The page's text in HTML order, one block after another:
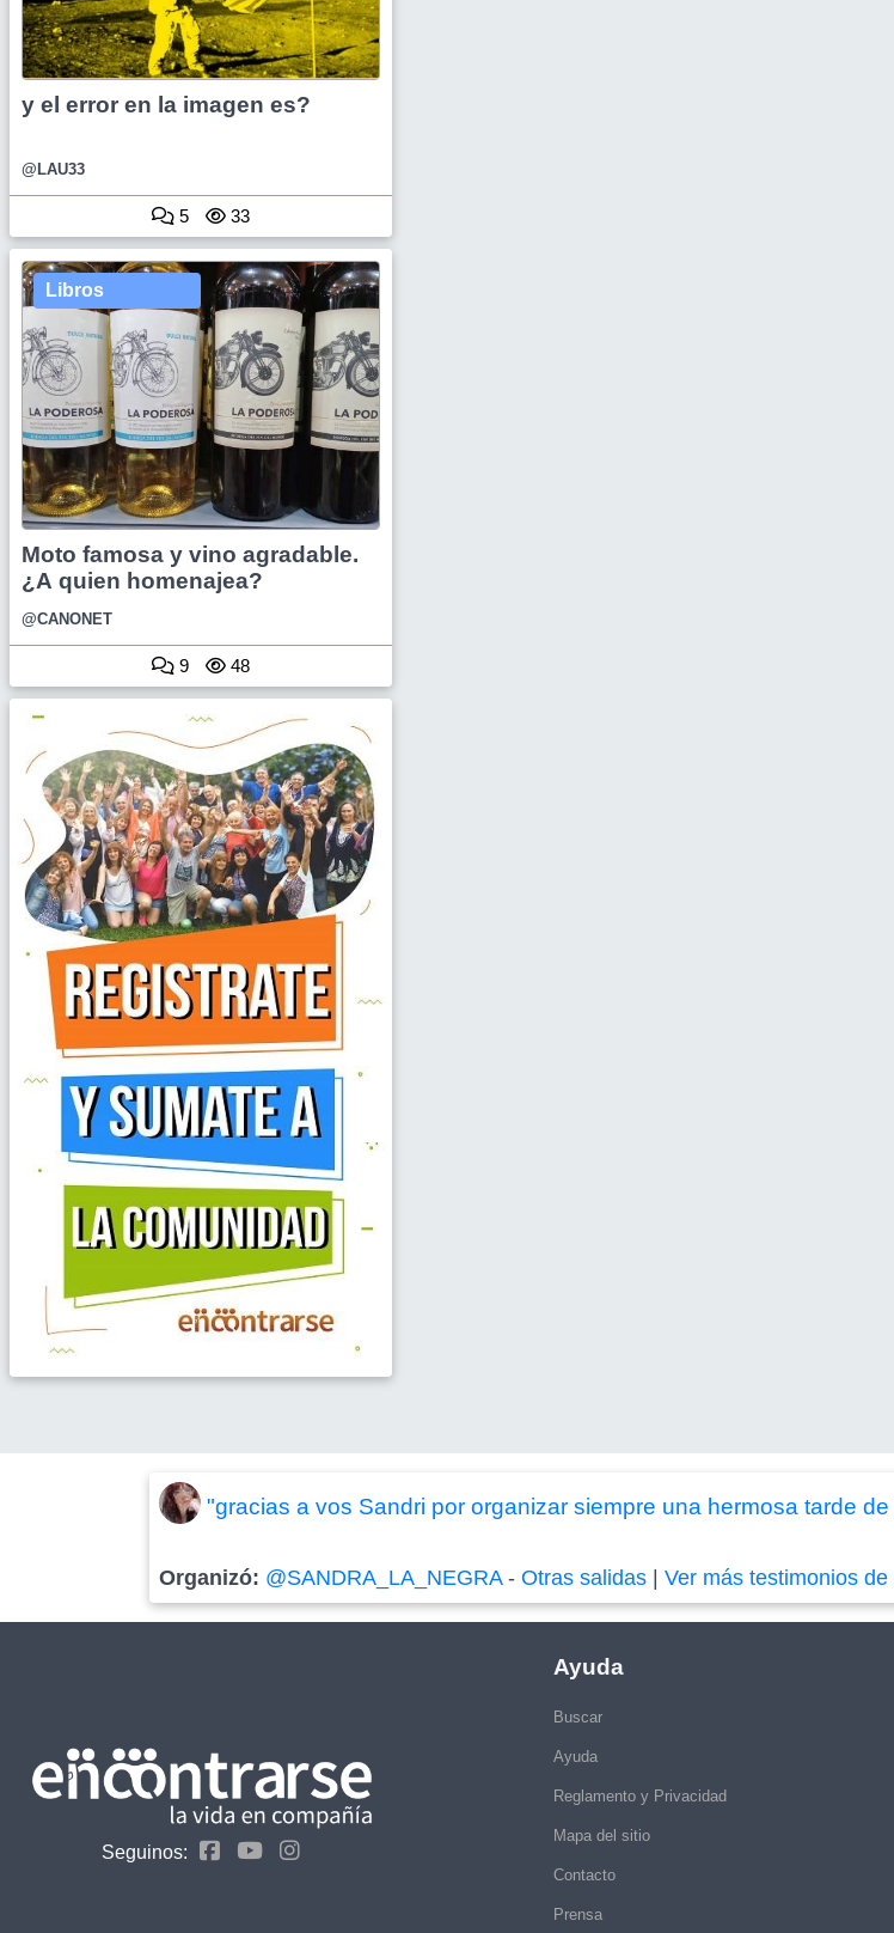
y el error en la imagen es?
@LAU33
5 33
Libros
Moto famosa y vino agradable.
¿A quien homenajea?
@CANONET
9 48
"gracias a vos Sandri por organizar siempre una hermosa tarde
Organizó: @SANDRA_LA_NEGRA-Otras salidas |Ver más testimonios
Seguinos:
Ayuda
Buscar
Ayuda
Reglamento y Privacidad
Mapa del sitio
Contacto
Prensa